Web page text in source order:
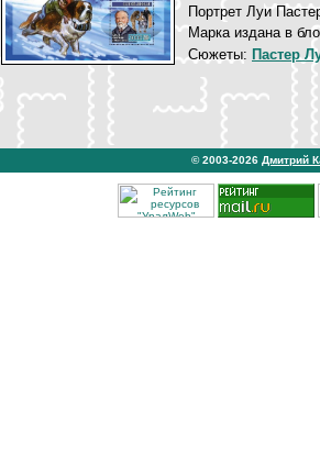
Портрет Луи
Марка издана в
Сюжеты: Пастер
© 2003-2026 Дмитрий